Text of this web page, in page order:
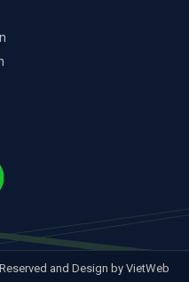
and Design by VietWeb